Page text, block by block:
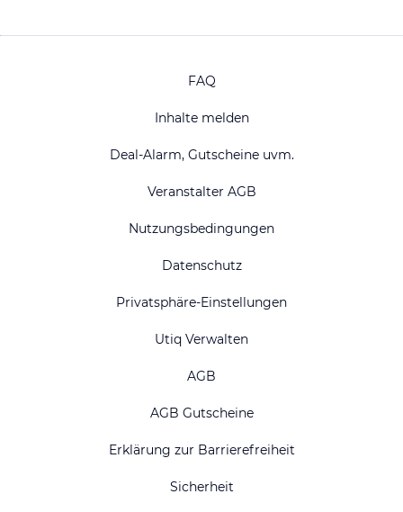
FAQ
Inhalte melden
Deal-Alarm, Gutscheine uvm.
Veranstalter AGB
Nutzungsbedingungen
Datenschutz
Privatsphäre-Einstellungen
Utiq Verwalten
AGB
AGB Gutscheine
Erklärung zur Barrierefreiheit
Sicherheit